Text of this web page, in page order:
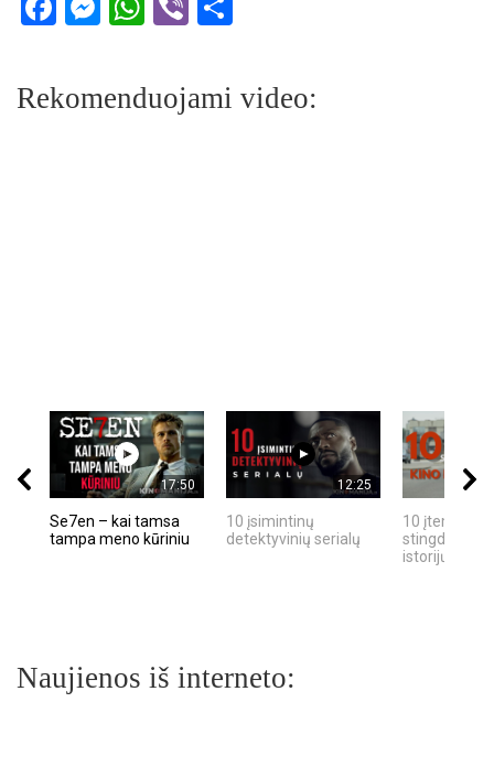
Rekomenduojami video:
17:50
Se7en – kai tamsa
tampa meno kūriniu
12:25
10 įsimintinų
detektyvinių serialų
10 įtemptų,
stingdančių
istorijų
Naujienos iš interneto: